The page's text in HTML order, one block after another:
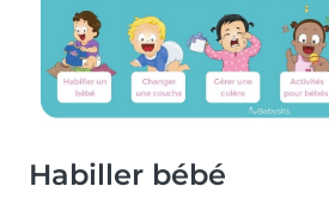
Habiller bébé